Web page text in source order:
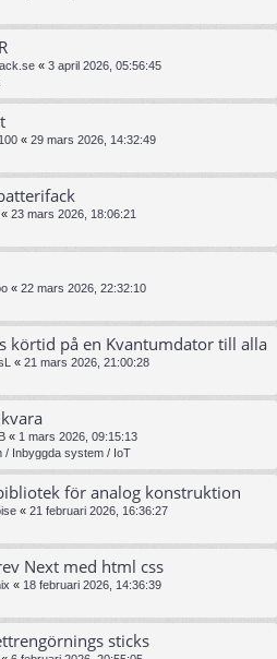
« 3 april 2026, 05:56:45
« 29 mars 2026, 14:32:49
« 23 mars 2026, 18:06:21
« 22 mars 2026, 22:32:10
körtid på en Kvantumdator till alla
« 21 mars 2026, 21:00:28
« 1 mars 2026, 09:15:13
/ Inbyggda system / IoT
för analog konstruktion
« 21 februari 2026, 16:36:27
Next med html css
« 18 februari 2026, 14:36:39
sticks